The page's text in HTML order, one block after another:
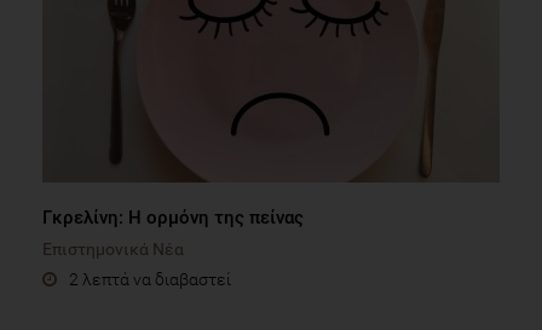
Γκρελίνη: H ορμόνη της πείνας
Επιστημονικά Νέα
2 λεπτά να διαβαστεί